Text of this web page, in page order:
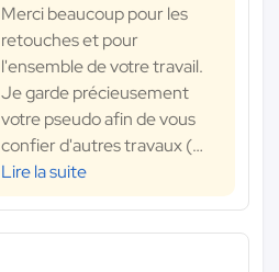
Merci beaucoup pour les
retouches et pour
l'ensemble de votre travail.
Je garde précieusement
votre pseudo afin de vous
confier d'autres travaux (…
Lire la suite